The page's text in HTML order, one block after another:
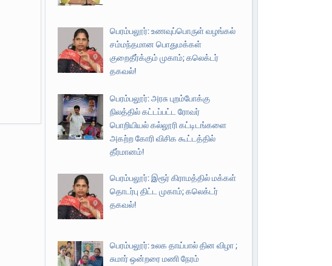
பெரம்பலூர்: உணவுப்பொருள் வழங்கல்
சம்மந்தமான பொதுமக்கள்
குறைதீர்க்கும் முகாம்; கலெக்டர்
தகவல்!
பெரம்பலூர்: அரசு புறம்போக்கு
நிலத்தில் கட்டப்பட்ட ரோவர்
பொறியியல் கல்லூரி கட்டிடங்களை
அகற்ற கோரி விசிக கூட்டத்தில்
தீர்மானம்!
பெரம்பலூர்: இரூர் கிராமத்தில் மக்கள்
தொடர்பு திட்ட முகாம்; கலெக்டர்
தகவல்!
பெரம்பலூர்: உலக தாய்பால் தின விழா ;
சுமார் ஒன்றரை மணி நேரம்